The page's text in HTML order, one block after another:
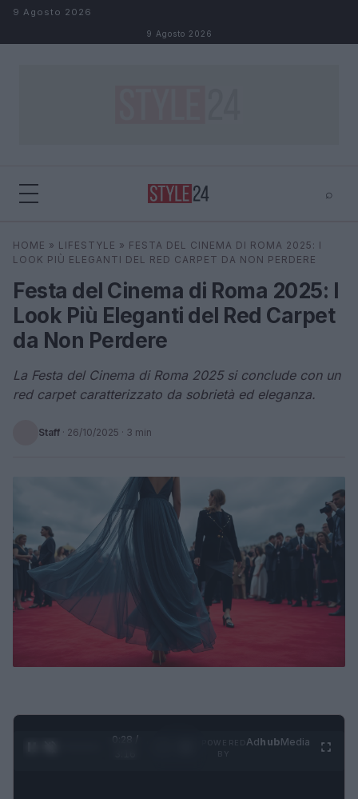
Salta al contenuto
9 Agosto 2026
9 Agosto 2026
⌕
Cerca ⌕
HOME » LIFESTYLE » FESTA DEL CINEMA DI ROMA 2025: I
LOOK PIÙ ELEGANTI DEL RED CARPET DA NON PERDERE
Festa del Cinema di Roma 2025: I
Look Più Eleganti del Red Carpet
da Non Perdere
La Festa del Cinema di Roma 2025 si conclude con un
red carpet caratterizzato da sobrietà ed eleganza.
Staff · 26/10/2025 · 3 min
0:29 /
AdhubMedia